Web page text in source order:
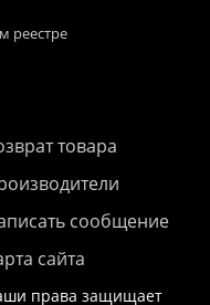
реестре
товара
сообщение
сайта
права защищает